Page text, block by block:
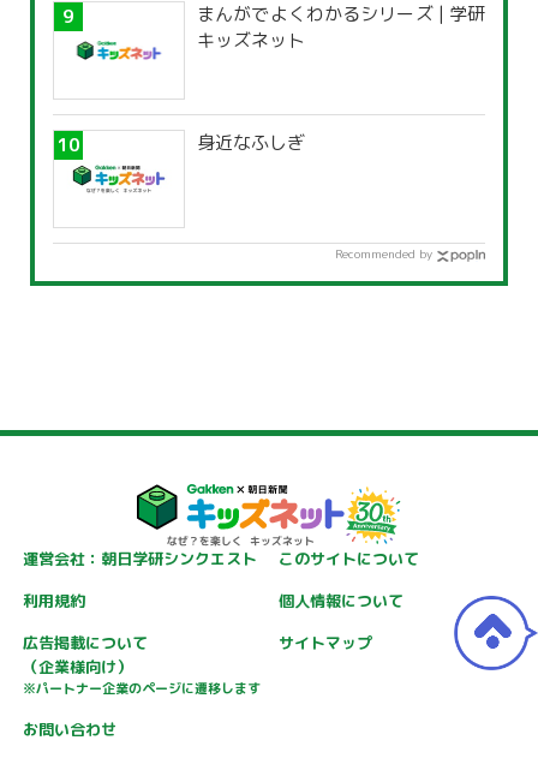
まんがでよくわかるシリーズ | 学研
キッズネット
身近なふしぎ
Recommended by
運営会社：朝日学研シンクエスト
このサイトについて
利用規約
個人情報について
広告掲載について
（企業様向け）
※パートナー企業のページに遷移します
サイトマップ
お問い合わせ